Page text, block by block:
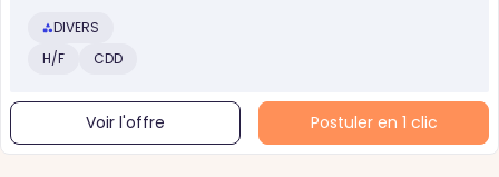
DIVERS
H/F
CDD
Voir l'offre Postuler en 1 clic